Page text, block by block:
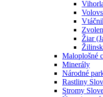
Žiar
Maloplošné
Minerály
Národné
Rastliny
Stromy